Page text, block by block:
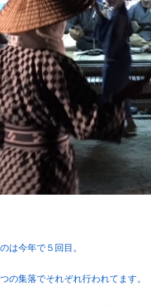
は今年で５回目。
の集落でそれぞれ行われてます。